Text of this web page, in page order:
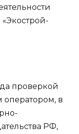
проверкой
оператором, в
РФ,